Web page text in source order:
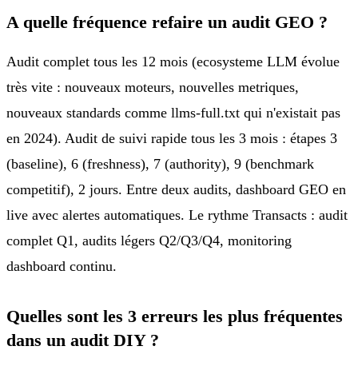
A quelle fréquence refaire un audit GEO ?
Audit complet tous les 12 mois (ecosysteme LLM évolue
très vite : nouveaux moteurs, nouvelles metriques,
nouveaux standards comme llms-full.txt qui n'existait pas
en 2024). Audit de suivi rapide tous les 3 mois : étapes 3
(baseline), 6 (freshness), 7 (authority), 9 (benchmark
competitif), 2 jours. Entre deux audits, dashboard GEO en
live avec alertes automatiques. Le rythme Transacts : audit
complet Q1, audits légers Q2/Q3/Q4, monitoring
dashboard continu.
Quelles sont les 3 erreurs les plus fréquentes
dans un audit DIY ?